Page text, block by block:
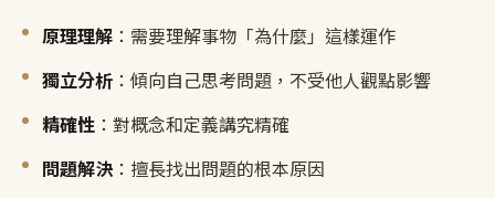
原理理解 ：需要理解事物「為什麼」這樣運作
獨立分析 ：傾向自己思考問題，不受他人觀點影響
精確性 ：對概念和定義講究精確
問題解決 ：擅長找出問題的根本原因